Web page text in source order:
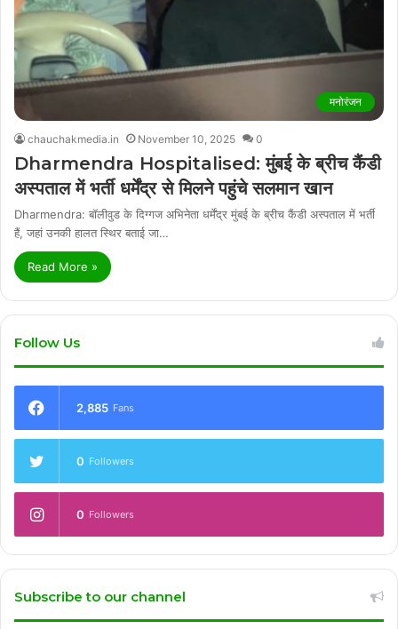
मनोरंजन
chauchakmedia.in November 10, 2025 0
Dharmendra Hospitalised: मुंबई के ब्रीच कैंडी
अस्पताल में भर्ती धर्मेंद्र से मिलने पहुंचे सलमान खान
Dharmendra: बॉलीवुड के दिग्गज अभिनेता धर्मेंद्र मुंबई के ब्रीच कैंडी अस्पताल में भर्ती
हैं, जहां उनकी हालत स्थिर बताई जा…
Read More »
Follow Us
2,885 Fans
0 Followers
0 Followers
Subscribe to our channel